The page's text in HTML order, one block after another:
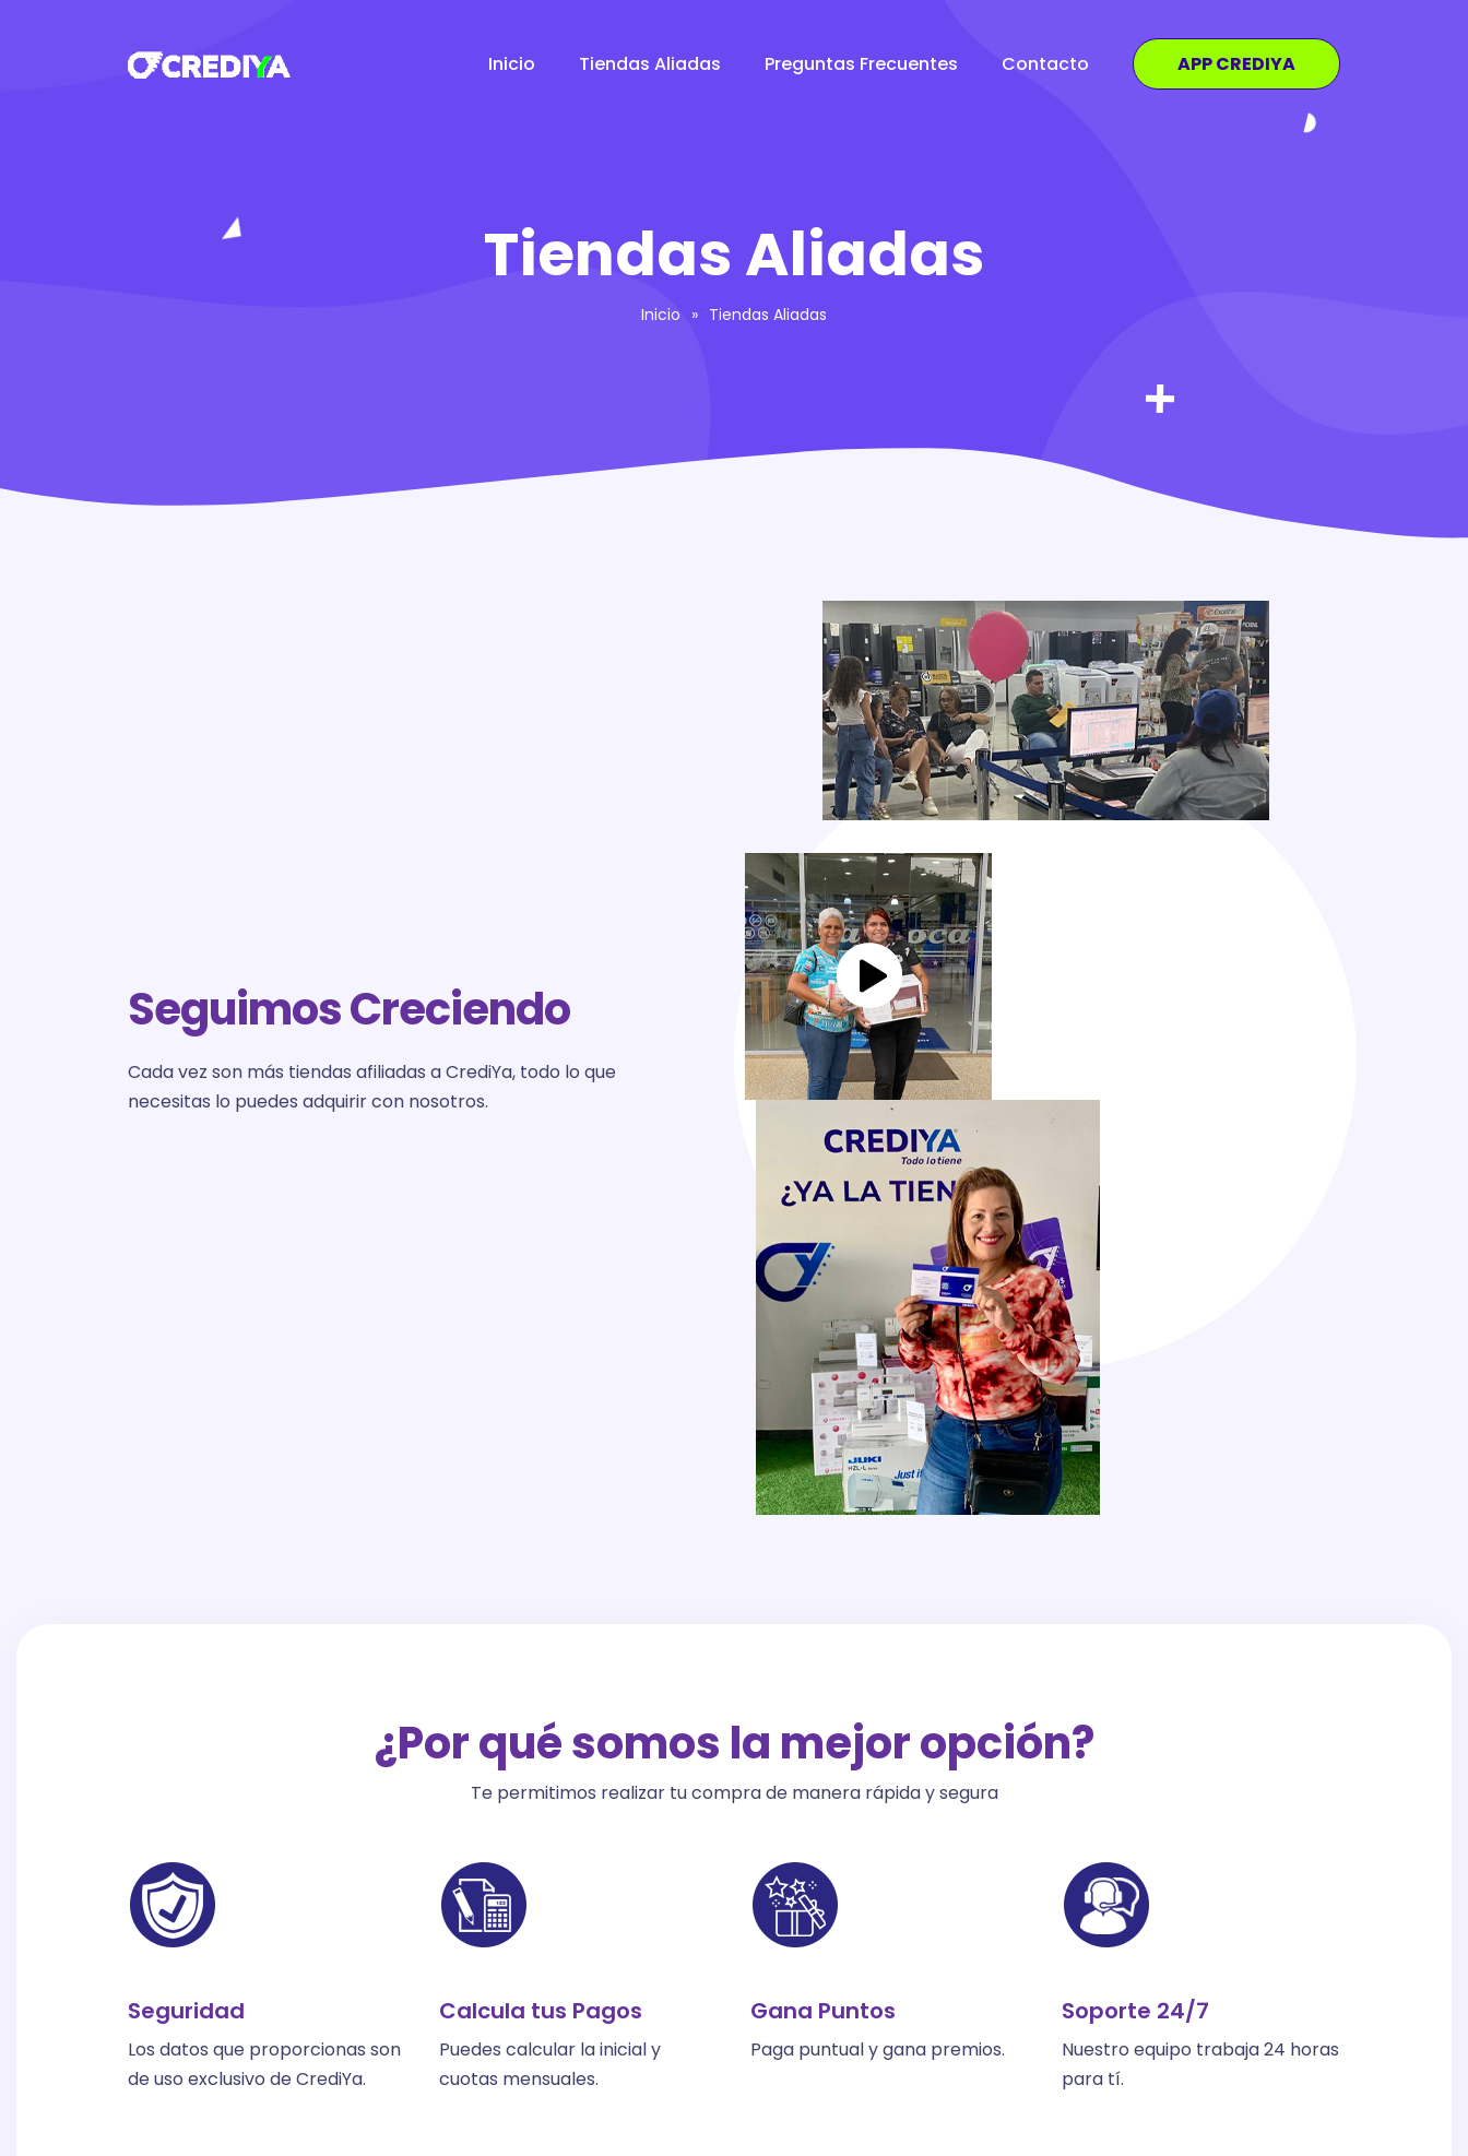
Inicio Tiendas Aliadas Preguntas Frecuentes Contacto APP CREDIYA
Tiendas Aliadas
Inicio » Tiendas Aliadas
Seguimos Creciendo
Cada vez son más tiendas afiliadas a CrediYa, todo lo que
necesitas lo puedes adquirir con nosotros.
¿Por qué somos la mejor opción?
Te permitimos realizar tu compra de manera rápida y segura
Seguridad
Los datos que proporcionas son
de uso exclusivo de CrediYa.
Calcula tus Pagos
Puedes calcular la inicial y
cuotas mensuales.
Gana Puntos
Paga puntual y gana premios.
Soporte 24/7
Nuestro equipo trabaja 24 horas
para tí.